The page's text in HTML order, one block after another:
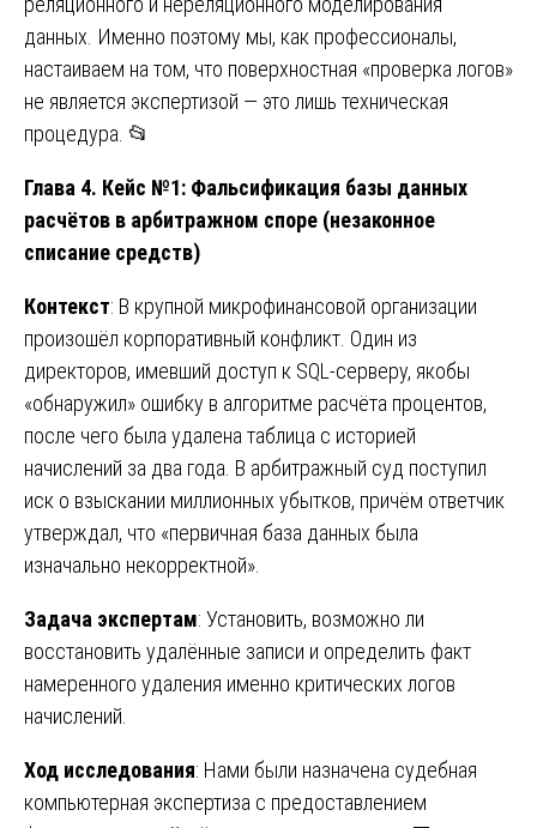
данных. Именно поэтому мы, как профессионалы,
настаиваем на том, что поверхностная «проверка логов»
не является экспертизой — это лишь техническая
процедура. 📂
Глава 4. Кейс №1: Фальсификация базы данных
расчётов в арбитражном споре (незаконное
списание средств)
Контекст: В крупной микрофинансовой организации
произошёл корпоративный конфликт. Один из
директоров, имевший доступ к SQL-серверу, якобы
«обнаружил» ошибку в алгоритме расчёта процентов,
после чего была удалена таблица с историей
начислений за два года. В арбитражный суд поступил
иск о взыскании миллионных убытков, причём ответчик
утверждал, что «первичная база данных была
изначально некорректной».
Задача экспертам: Установить, возможно ли
восстановить удалённые записи и определить факт
намеренного удаления именно критических логов
начислений.
Ход исследования: Нами были назначена судебная
компьютерная экспертиза с предоставлением